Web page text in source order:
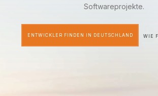
Softwareprojekte.
ENTWICKLER FINDEN IN DEUTSCHLAND WIE